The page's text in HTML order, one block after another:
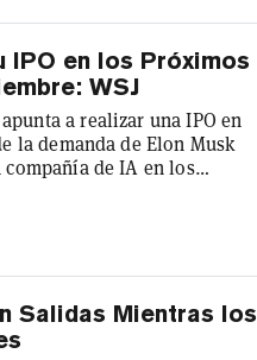
IPO en los Próximos
WSJ
a realizar una IPO en
la demanda de Elon Musk
de IA en los
Sachs y Morgan Stanley
presentarse de forma
Salidas Mientras los